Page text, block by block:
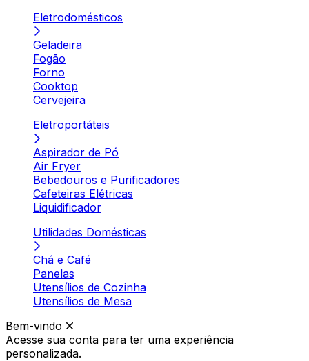
Eletrodomésticos
Geladeira
Fogão
Forno
Cooktop
Cervejeira
Eletroportáteis
Aspirador de Pó
Air Fryer
Bebedouros e Purificadores
Cafeteiras Elétricas
Liquidificador
Utilidades Domésticas
Chá e Café
Panelas
Utensílios de Cozinha
Utensílios de Mesa
Bem-vindo
Acesse sua conta para ter uma experiência
personalizada.